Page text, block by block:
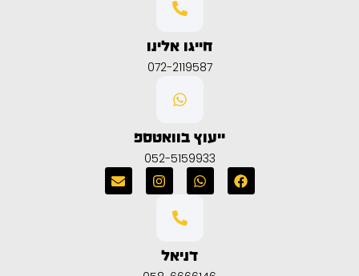
חייגו אלינו
072-2119587
ייעוץ בוואטספ
052-5159933
דניאל